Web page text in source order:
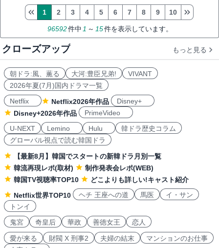
96592件中 1 ～ 15件を表示しています。
1 2 3 4 5 6 7 8 9 10
クローズアップ もっと見る
朝ドラ:風、薫る 大河:豊臣兄弟!
VIVANT
2026年夏(7月)国内ドラマ一覧
Netflix
Netflix2026年作品
Disney+
Disney+2026年作品
PrimeVideo
U-NEXT
Lemino Hulu
韓ドラ歴史コラム
グローバル視点で読む韓国ドラ
【最新8月】韓国でスタートの新韓ドラ月別一覧
韓流再現レポ(取材)
制作発表会レポ(WEB)
韓国TV視聴率TOP10
どこよりも詳しい!キャスト紹介
Netflix世界TOP10
ヘチ 王座への道 馬医
イ・サン
トンイ
鬼宮
奇皇后 華政 善徳女王 恋人
愛が来る 財閥 X 刑事2 夫婦の結末
マンションのお仕事